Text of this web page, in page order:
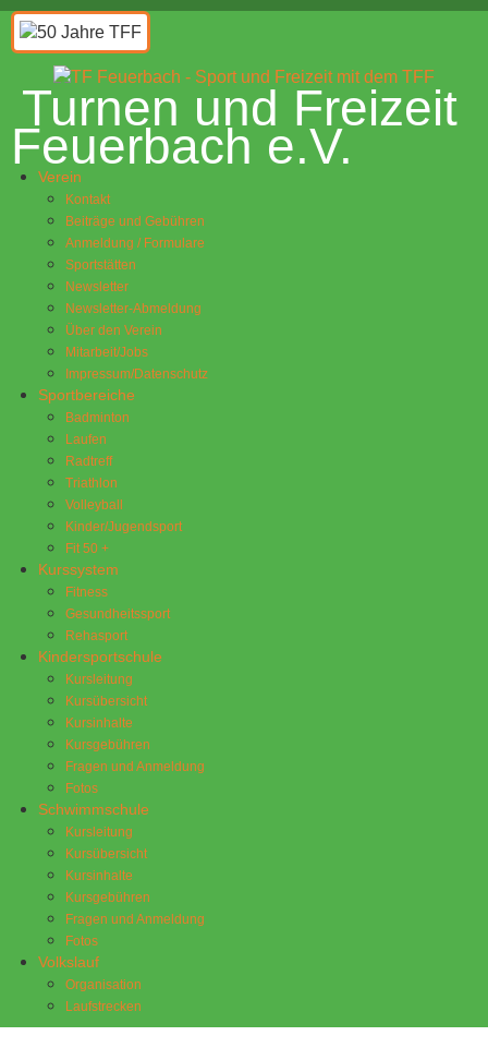
Turnen und Freizeit
Feuerbach e.V.
Verein
Kontakt
Beiträge und Gebühren
Anmeldung / Formulare
Sportstätten
Newsletter
Newsletter-Abmeldung
Über den Verein
Mitarbeit/Jobs
Impressum/Datenschutz
Sportbereiche
Badminton
Laufen
Radtreff
Triathlon
Volleyball
Kinder/Jugendsport
Fit 50 +
Kurssystem
Fitness
Gesundheitssport
Rehasport
Kindersportschule
Kursleitung
Kursübersicht
Kursinhalte
Kursgebühren
Fragen und Anmeldung
Fotos
Schwimmschule
Kursleitung
Kursübersicht
Kursinhalte
Kursgebühren
Fragen und Anmeldung
Fotos
Volkslauf
Organisation
Laufstrecken